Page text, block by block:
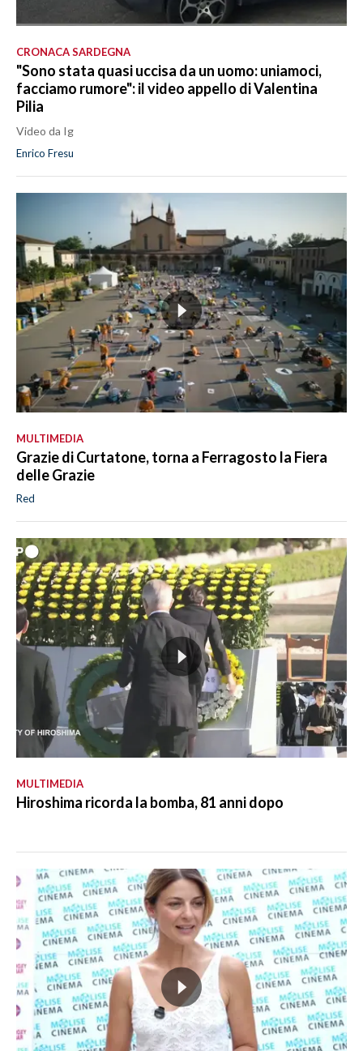
CRONACA SARDEGNA
"Sono stata quasi uccisa da un uomo: uniamoci,
facciamo rumore": il video appello di Valentina
Pilia
Video da Ig
Enrico Fresu
MULTIMEDIA
Grazie di Curtatone, torna a Ferragosto la Fiera
delle Grazie
Red
MULTIMEDIA
Hiroshima ricorda la bomba, 81 anni dopo